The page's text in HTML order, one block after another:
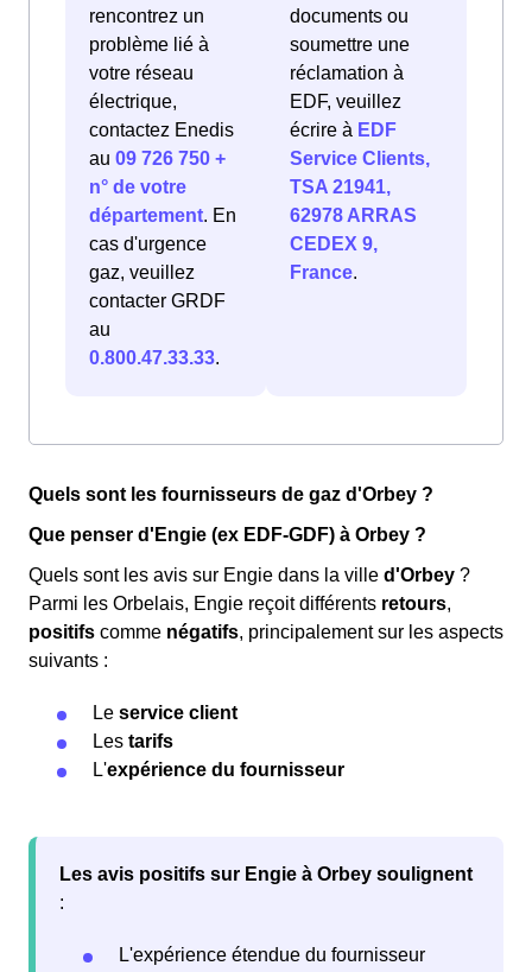
rencontrez un
problème lié à
votre réseau
électrique,
contactez Enedis
au 09 726 750 +
n° de votre
département. En
cas d'urgence
gaz, veuillez
contacter GRDF
au
0.800.47.33.33.
documents ou
soumettre une
réclamation à
EDF, veuillez
écrire à EDF
Service Clients,
TSA 21941,
62978 ARRAS
CEDEX 9,
France.
Quels sont les fournisseurs de gaz d'Orbey ?
Que penser d'Engie (ex EDF-GDF) à Orbey ?
Quels sont les avis sur Engie dans la ville d'Orbey ?
Parmi les Orbelais, Engie reçoit différents retours,
positifs comme négatifs, principalement sur les aspects
suivants :
Le service client
Les tarifs
L'expérience du fournisseur
Les avis positifs sur Engie à Orbey soulignent
:
L'expérience étendue du fournisseur